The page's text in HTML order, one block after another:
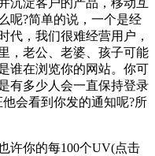
呢?简单的说，一个是经
代，我们很难经营用户，
，老公、老婆、孩子可能
谁在浏览你的网站。你可
有多少人会一直保持登录
会看到你发的通知呢?所
你的每100个UV(点击